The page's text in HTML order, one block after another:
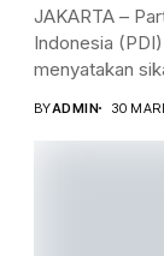
JAKARTA –
Indonesia
menyatakan
BYADMIN 30